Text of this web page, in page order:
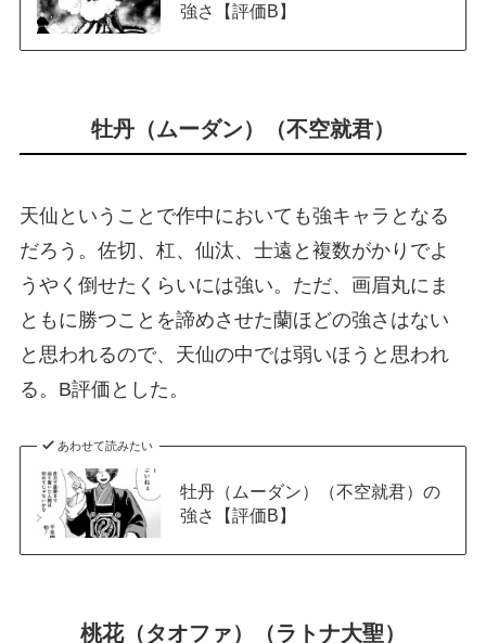
強さ【評価B】
牡丹（ムーダン）（不空就君）
天仙ということで作中においても強キャラとなる
だろう。佐切、杠、仙汰、士遠と複数がかりでよ
うやく倒せたくらいには強い。ただ、画眉丸にま
ともに勝つことを諦めさせた蘭ほどの強さはない
と思われるので、天仙の中では弱いほうと思われ
る。B評価とした。
あわせて読みたい
牡丹（ムーダン）（不空就君）の
強さ【評価B】
桃花（タオファ）（ラトナ大聖）